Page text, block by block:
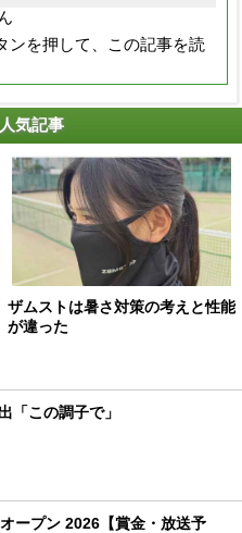
ンを押して、この記事を読
気記事
ザムストは暑さ対策の考えと性能
が違った
「この調子で」
ープン 2026【賞金・放送予